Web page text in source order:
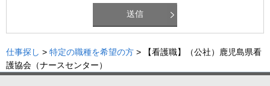
仕事探し > 特定の職種を希望の方 > 【看護職】（公社）鹿児島県看
護協会（ナースセンター）